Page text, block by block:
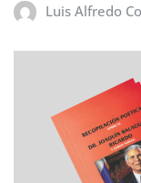
Luis Alfredo